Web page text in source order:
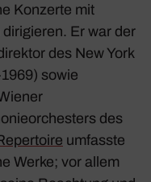
Konzerte mit
Er war der
des New York
sowie
des
umfasste
Werke; vor allem